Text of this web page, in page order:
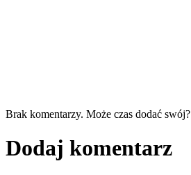
Brak komentarzy. Może czas dodać swój?
Dodaj komentarz